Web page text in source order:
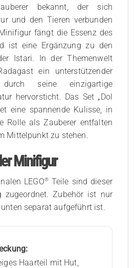
bekannt, der sich
und den Tieren verbunden
fängt die Essenz des
ist eine Ergänzung zu den
Istari. In der Themenwelt
ein unterstützender
seine einzigartige
hervorsticht. Das Set „Dol
eine spannende Kulisse, in
Rolle als Zauberer entfalten
Mittelpunkt zu stehen.
Minifigur
LEGO®Teile sind dieser
zugeordnet. Zubehör ist nur
separat aufgeführt ist.
Haarteil mit Hut,